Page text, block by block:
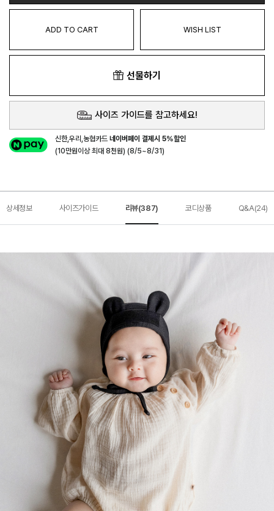
ADD TO CART WISH LIST
선물하기
사이즈 가이드를 참고하세요!
신한,우리,농협카드네이버페이 결제시 5%할인
(10만원이상 최대 8천원) (8/5~8/31)
상세정보 사이즈가이드 리뷰(387) 코디상품 Q&A(24)